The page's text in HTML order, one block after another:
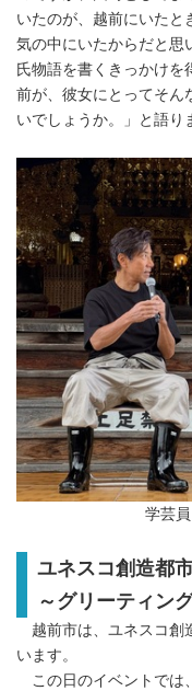
いたのが、越前にいたと
気の中にいたからだと思
氏物語を書くきっかけを
前が、彼女にとってそん
いでしょうか。」と語り
学芸
ユネスコ創造都
～グリーティン
越前市は、ユネスコ創
います。
この日のイベントでは